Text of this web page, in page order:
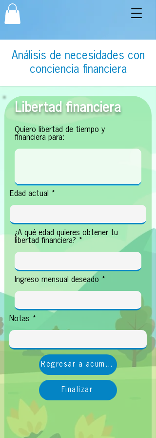
Análisis de necesidades con
conciencia financiera
Libertad financiera
Quiero libertad de tiempo y
financiera para:
Edad actual
¿A qué edad quieres obtener tu
libertad financiera?
Ingreso mensual deseado
Notas
Regresar a acumulación
Finalizar